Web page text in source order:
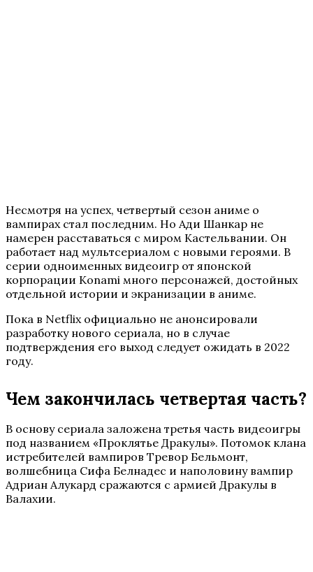
Несмотря на успех, четвертый сезон аниме о
вампирах стал последним. Но Ади Шанкар не
намерен расставаться с миром Кастельвании. Он
работает над мультсериалом с новыми героями. В
серии одноименных видеоигр от японской
корпорации Konami много персонажей, достойных
отдельной истории и экранизации в аниме.
Пока в Netflix официально не анонсировали
разработку нового сериала, но в случае
подтверждения его выход следует ожидать в 2022
году.
Чем закончилась четвертая часть?
В основу сериала заложена третья часть видеоигры
под названием «Проклятье Дракулы». Потомок клана
истребителей вампиров Тревор Бельмонт,
волшебница Сифа Белнадес и наполовину вампир
Адриан Алукард сражаются с армией Дракулы в
Валахии.